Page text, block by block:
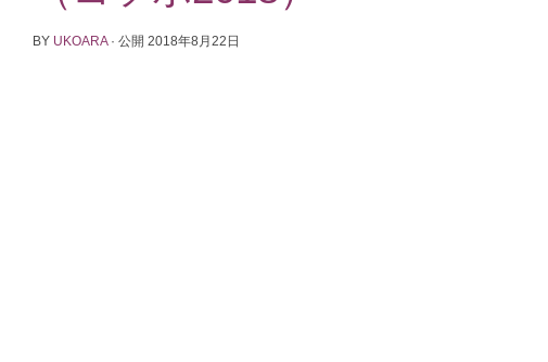
BY UKOARA · 公開 2018年8月22日